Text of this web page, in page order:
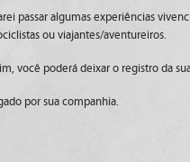
passar algumas experiências
ou viajantes/aventureiros.
você poderá deixar o registro da
por sua companhia.